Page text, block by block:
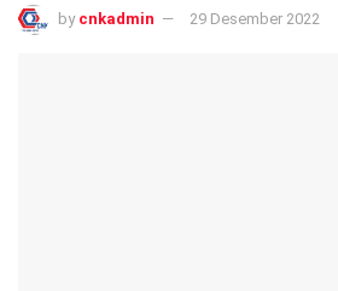
by cnkadmin 29 Desember 2022